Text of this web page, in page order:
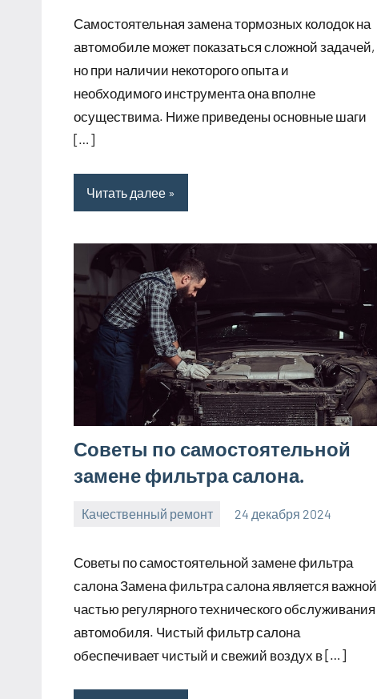
Самостоятельная замена тормозных колодок на
автомобиле может показаться сложной задачей,
но при наличии некоторого опыта и
необходимого инструмента она вполне
осуществима. Ниже приведены основные шаги
[…]
Читать далее
Советы по самостоятельной
замене фильтра салона.
Качественный ремонт 24 декабря 2024
Советы по самостоятельной замене фильтра
салона Замена фильтра салона является важной
частью регулярного технического обслуживания
автомобиля. Чистый фильтр салона
обеспечивает чистый и свежий воздух в […]